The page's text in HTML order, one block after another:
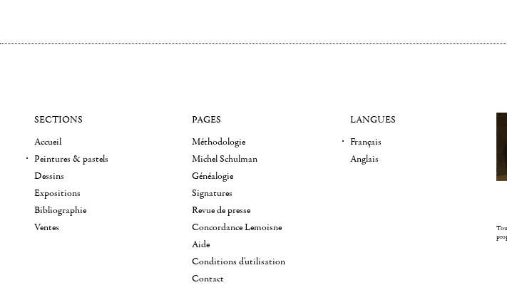
SECTIONS
Accueil
Peintures & pastels
Dessins
Expositions
Bibliographie
Ventes
PAGES
Méthodologie
Michel Schulman
Généalogie
Signatures
Revue de presse
Concordance Lemoisne
Aide
Conditions d'utilisation
Contact
LANGUES
Français
Anglais